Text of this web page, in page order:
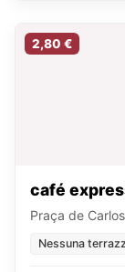
2,80 €
café
Praça de
Nessuna